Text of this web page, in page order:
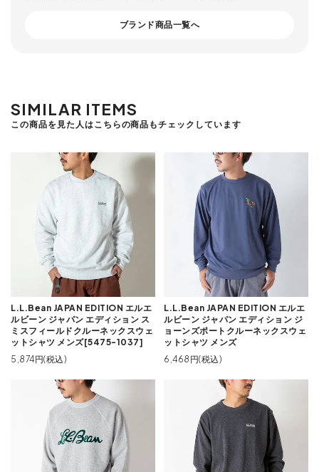
ブランド商品一覧へ
SIMILAR ITEMS
この商品を見た人はこちらの商品もチェックしています
L.L.Bean JAPAN EDITION エルエ
ルビーン ジャパン エディション ス
ミスフィールドクルーネックスウェ
ットシャツ メンズ[5475-1037]
5,874円(税込)
L.L.Bean JAPAN EDITION エルエ
ルビーン ジャパン エディション ジ
ョーンズポートクルーネックスウェ
ットシャツ メンズ
6,468円(税込)